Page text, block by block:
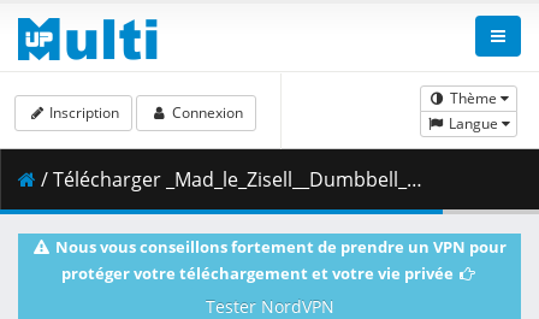
Thème
Langue
Inscription Connexion
/ Télécharger _Mad_le_Zisell__Dumbbell_Nan_Kilo_Moteru_-_08__720p_.mkv.001 ( 301.91 MB )
Nous vous conseillons fortement de prendre un VPN pour
protéger votre téléchargement et votre vie privée
Tester NordVPN